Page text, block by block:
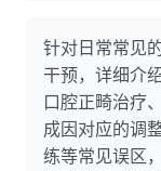
针对日常常见
干预，详细介
口腔正畸治疗
成因对应的调
练等常见误区